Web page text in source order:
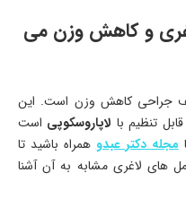
و کاهش وزن می
جراحی کاهش وزن است. این
تنظیم با لاپاروسکوپی است
مجله دکتر عبدوهمراه باشید تا
های لاغری مشابه به آن آشنا